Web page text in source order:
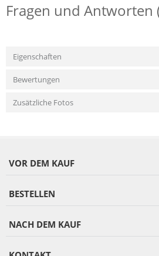
Fragen und Antworten
Eigenschaften
Bewertungen
Zusätzliche Fotos
VOR DEM KAUF
BESTELLEN
NACH DEM KAUF